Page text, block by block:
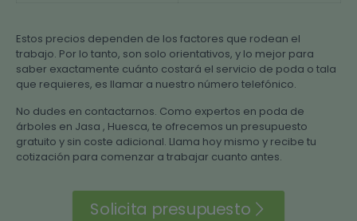
Estos precios dependen de los factores que rodean el
trabajo. Por lo tanto, son solo orientativos, y lo mejor para
saber exactamente cuánto costará el servicio de poda o tala
que requieres, es llamar a nuestro número telefónico.
No dudes en contactarnos. Como expertos en poda de
árboles en Jasa , Huesca, te ofrecemos un presupuesto
gratuito y sin coste adicional. Llama hoy mismo y recibe tu
cotización para comenzar a trabajar cuanto antes.
Solicita presupuesto